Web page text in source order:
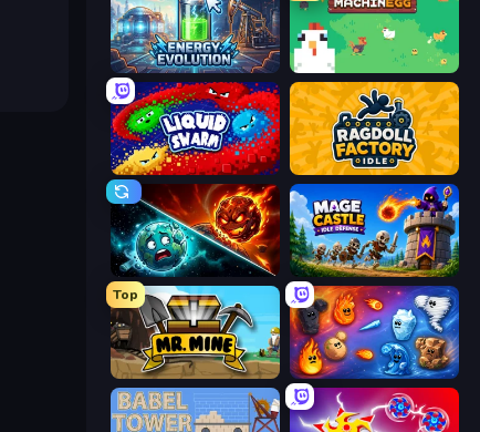
Energy Evolution The MachinEGG
Liquid Swarm Ragdoll Factory Idle
PlanetCrush 2 Mage Castle Idle Defense
Top
Mr. Mine Elemental Merge